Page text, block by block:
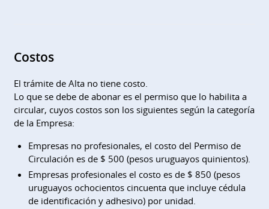
Costos
El trámite de Alta no tiene costo.
Lo que se debe de abonar es el permiso que lo habilita a
circular, cuyos costos son los siguientes según la categoría
de la Empresa:
Empresas no profesionales, el costo del Permiso de
Circulación es de $ 500 (pesos uruguayos quinientos).
Empresas profesionales el costo es de $ 850 (pesos
uruguayos ochocientos cincuenta que incluye cédula
de identificación y adhesivo) por unidad.